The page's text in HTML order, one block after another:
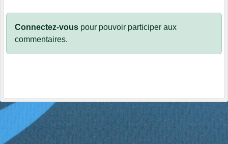
Connectez-vous pour pouvoir participer aux
commentaires.